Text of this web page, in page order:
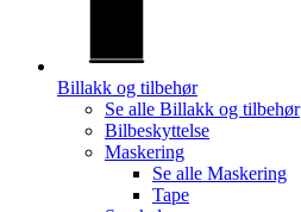
Billakk og tilbehør
Se alle Billakk og tilbehør
Bilbeskyttelse
Maskering
Se alle Maskering
Tape